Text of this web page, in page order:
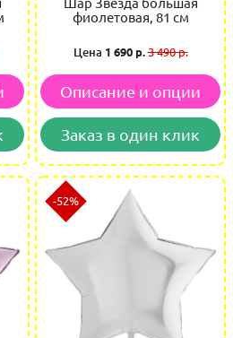
фиолетовая, 81 см
Цена 1 690 р.3 490 р.
Описание и опции
Заказ в один клик
-52%